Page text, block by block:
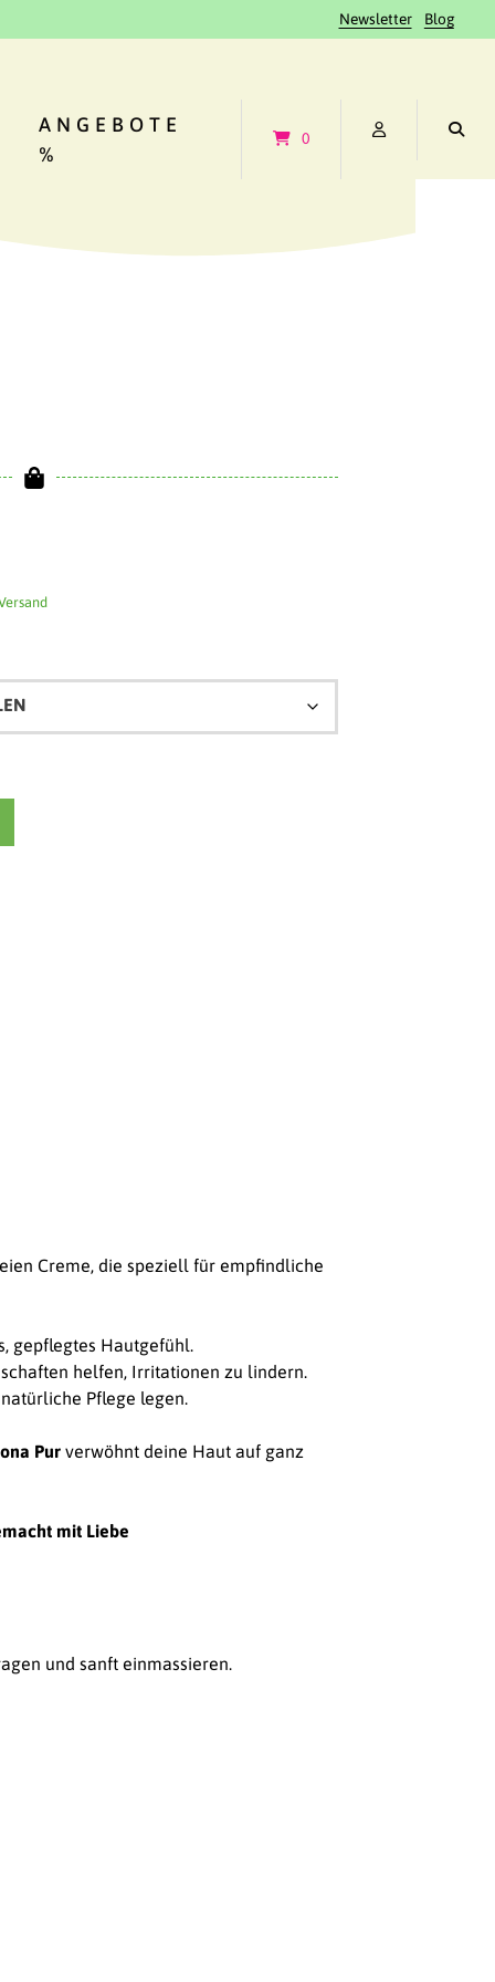
Newsletter Blog
ANGEBOTE
%
0
Creme, die speziell für empfindliche
gepflegtes Hautgefühl.
helfen, Irritationen zu lindern.
Pflege legen.
Pur verwöhnt deine Haut auf ganz
mit Liebe
und sanft einmassieren.